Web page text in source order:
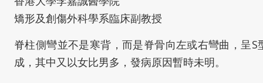
矯形及創傷外科學系臨床副教授
脊柱側彎並不是寒背，而是脊骨向左或右彎曲，呈
成，其中又以女比男多，發病原因暫時未明。